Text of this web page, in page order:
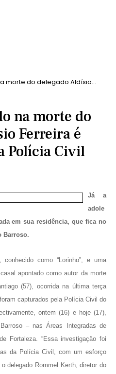
morte do delegado Aldísio
na morte do
Ferreira é
Polícia Civil
Já a
adole
em sua residência, que fica no
Barroso.
como “Lorinho”, e uma
apontado como autor da morte
(57), ocorrida na última terça
capturados pela Polícia Civil do
ontem (16) e hoje (17),
– nas Áreas Integradas de
Fortaleza. “Essa investigação foi
da Polícia Civil, com um esforço
delegado Rommel Kerth, diretor do